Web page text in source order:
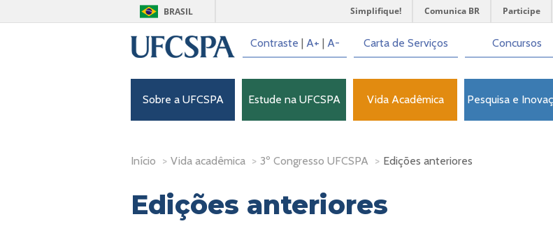
BRASIL Simplifique! Comunica BR Participe
Contraste | A+ | A- Carta de Serviços Concursos
Sobre a UFCSPA Estude na UFCSPA Vida Acadêmica Pesquisa e
Início > Vida acadêmica > 3º Congresso UFCSPA > Edições anteriores
Edições anteriores